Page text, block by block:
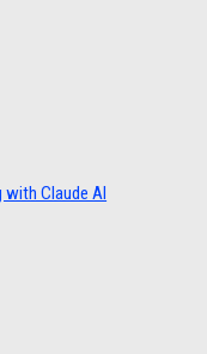
with Claude AI